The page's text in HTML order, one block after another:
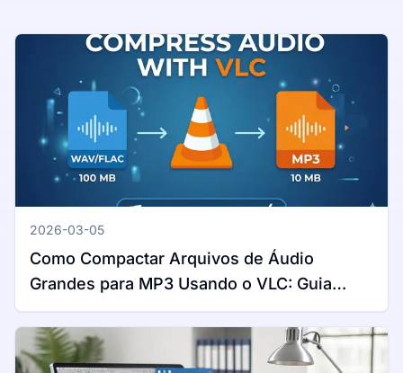
2026-03-05
Como Compactar Arquivos de Áudio
Grandes para MP3 Usando o VLC: Guia
Completo para Windows e Mac